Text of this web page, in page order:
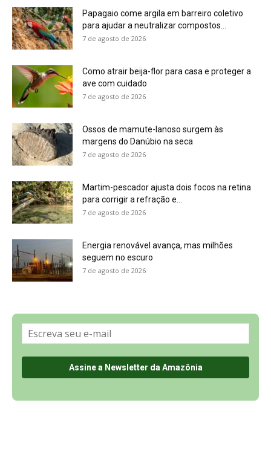
7 de agosto de 2026
7 de agosto de 2026
Política de Privacidade, LGPD e RGPD
Últimas Notícias
🌎 Español
©